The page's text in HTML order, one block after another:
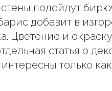
подойдут
добавит в
Цветение и
статья о
только